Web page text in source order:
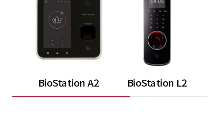
BioStation A2 BioStation L2